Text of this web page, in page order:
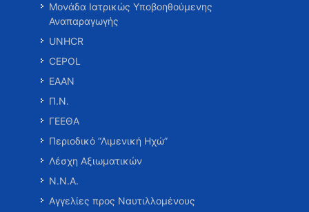
Μονάδα Ιατρικώς Υποβοηθούμενης
Αναπαραγωγής
UNHCR
CEPOL
ΕΑΑΝ
Π.Ν.
ΓΕΕΘΑ
Περιοδικό “Λιμενική Ηχώ”
Λέσχη Αξιωματικών
Ν.Ν.Α.
Αγγελίες προς Ναυτιλλομένους